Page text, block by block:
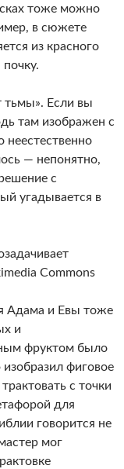
тоже можно
в сюжете
из красного
тьмы». Если вы
там изображен с
неестественно
— непонятно,
с
угадывается в
Адама и Евы тоже
и
фруктом было
фиговое
с точки
для
говорится не
мог